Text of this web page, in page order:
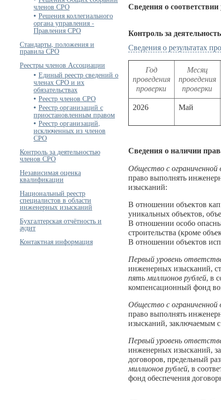
членов СРО
Решения коллегиального
органа управления -
Правления СРО
Стандарты, положения и
правила СРО
Реестры членов Ассоциации
Единый реестр сведений о
членах СРО и их
обязательствах
Реестр членов СРО
Реестр организаций с
приостановленным правом
Реестр организаций,
исключенных из членов
СРО
Контроль за деятельностью
членов СРО
Независимая оценка
квалификации
Национальный реестр
специалистов в области
инженерных изысканий
Бухгалтерская отчётность и
аудит
Контактная информация
Сведения о
Контроль за
Сведения о результатах
Год
проведения
проверки
Месяц
проведения
проверки
2026 Май
Сведения о наличии
Общество с
право выполнять
изысканий:
В отношении объектов
уникальных объектов,
В отношении особо
строительства (кроме
В отношении объектов
Первый уровень
инженерных изысканий,
пять миллионов рублей, в
компенсационный фонд
Общество с
право выполнять
изысканий, заключаемым
Первый уровень
инженерных изысканий,
договоров, предельный
миллионов рублей, в
фонд обеспечения